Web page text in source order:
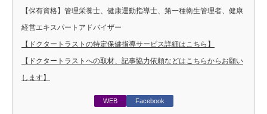
【保有資格】管理栄養士、健康運動指導士、第一種衛生管理者、健康
経営エキスパートアドバイザー
【ドクタートラストの特定保健指導サービス詳細はこちら】
【ドクタートラストへの取材、記事協力依頼などはこちらからお願い
します】
WEB Facebook